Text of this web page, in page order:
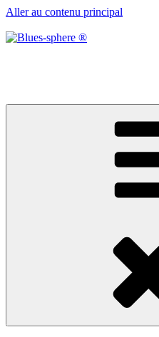
Aller au contenu principal